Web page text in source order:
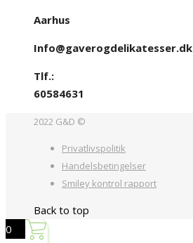
Aarhus
Info@gaverogdelikatesser.dk
Tlf.:
60584631
2022 G&D ©
Privatlivspolitik
Handelsbetingelser
Smiley kontrol rapport
Back to top
0